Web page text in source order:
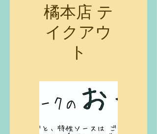
橘本店 テ
イクアウ
ト